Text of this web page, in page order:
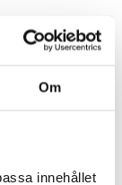
Om
innehållet